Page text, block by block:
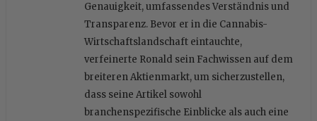
Genauigkeit, umfassendes Verständnis und
Transparenz. Bevor er in die Cannabis-
Wirtschaftslandschaft eintauchte,
verfeinerte Ronald sein Fachwissen auf dem
breiteren Aktienmarkt, um sicherzustellen,
dass seine Artikel sowohl
branchenspezifische Einblicke als auch eine